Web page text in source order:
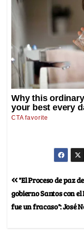
"El Proceso de paz
gobierno Santos con el
fue un fracaso": José